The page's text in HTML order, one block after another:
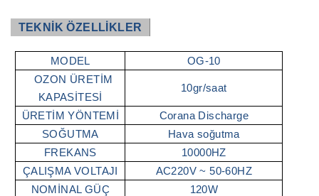
TEKNİK ÖZELLİKLER
MODEL
OG-10
OZON ÜRETİM
KAPASİTESİ
10gr/saat
ÜRETİM YÖNTEMİ
Corana Discharge
SOĞUTMA
Hava soğutma
FREKANS
10000HZ
ÇALIŞMA VOLTAJI
AC220V ~ 50-60HZ
NOMİNAL GÜÇ
120W